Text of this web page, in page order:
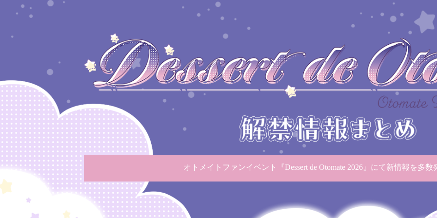
オトメイトファンイベント『Dessert de Otomate 2026』にて新情報を多数